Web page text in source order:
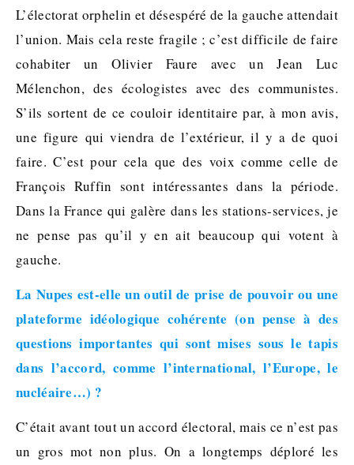
L’électorat orphelin et désespéré de la gauche attendait
l’union. Mais cela reste fragile ; c’est difficile de faire
cohabiter un Olivier Faure avec un Jean Luc
Mélenchon, des écologistes avec des communistes.
S’ils sortent de ce couloir identitaire par, à mon avis,
une figure qui viendra de l’extérieur, il y a de quoi
faire. C’est pour cela que des voix comme celle de
François Ruffin sont intéressantes dans la période.
Dans la France qui galère dans les stations-services, je
ne pense pas qu’il y en ait beaucoup qui votent à
gauche.
La Nupes est-elle un outil de prise de pouvoir ou une
plateforme idéologique cohérente (on pense à des
questions importantes qui sont mises sous le tapis
dans l’accord, comme l’international, l’Europe, le
nucléaire…) ?
C’était avant tout un accord électoral, mais ce n’est pas
un gros mot non plus. On a longtemps déploré les